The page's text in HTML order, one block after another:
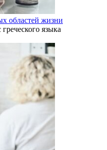
областей жизни
языка